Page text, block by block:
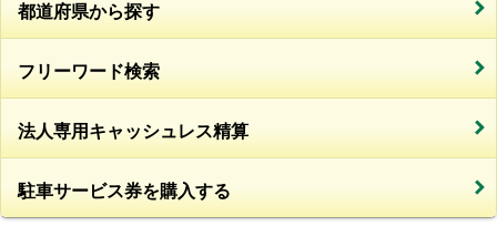
都道府県から探す
フリーワード検索
法人専用キャッシュレス精算
駐車サービス券を購入する